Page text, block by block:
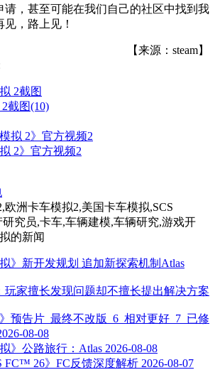
请，甚至可能在我们自己的社区中找到我
，路上见！
【来源：steam】
截图(10)
2》官方视频2
欧洲卡车模拟2,美国卡车模拟,SCS
研究员,卡车,车辆建模,车辆研究,游戏开
的新闻
》新开发规划 追加新探索机制Atlas
玩家擅长发现问题却不擅长提出解决方案
预告片_最终不改版_6_相对更好_7_已修
08-08
》公路旅行：Atlas 2026-08-08
FC™ 26》FC反馈深度解析 2026-08-07